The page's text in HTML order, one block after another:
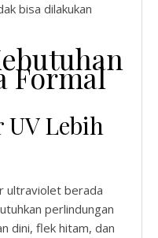
bisa dilakukan
Formal
UV Lebih
ultraviolet berada
perlindungan
dini, flek hitam, dan